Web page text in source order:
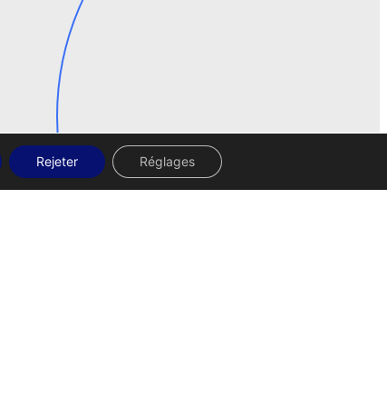
Rejeter Réglages